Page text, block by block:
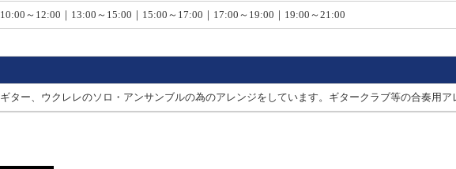
10:00～12:00｜13:00～15:00｜15:00～17:00｜17:00～19:00｜19:00～21:00
ギター、ウクレレのソロ・アンサンブルの為のアレンジをしています。ギタークラブ等の合奏用ア